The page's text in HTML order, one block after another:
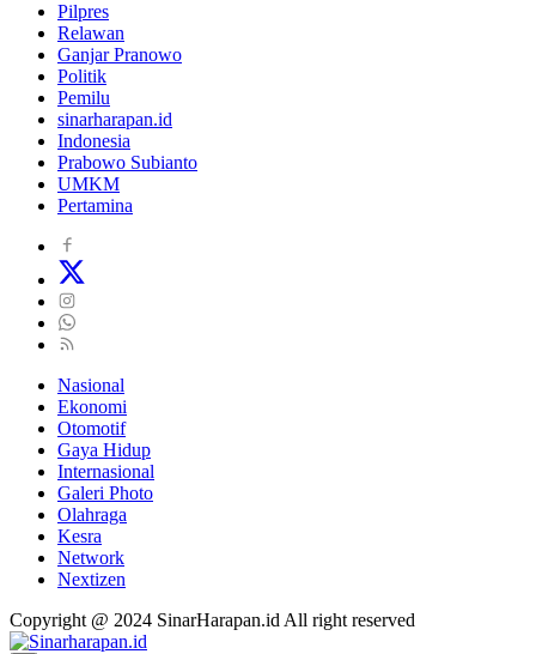
Pilpres
Relawan
Ganjar Pranowo
Politik
Pemilu
sinarharapan.id
Indonesia
Prabowo Subianto
UMKM
Pertamina
Nasional
Ekonomi
Otomotif
Gaya Hidup
Internasional
Galeri Photo
Olahraga
Kesra
Network
Nextizen
Copyright @ 2024 SinarHarapan.id All right reserved